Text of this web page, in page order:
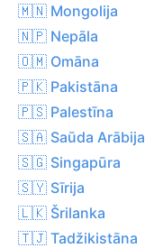
🇲🇳 Mongolija
🇳🇵 Nepāla
🇴🇲 Omāna
🇵🇰 Pakistāna
🇵🇸 Palestīna
🇸🇦 Saūda Arābija
🇸🇬 Singapūra
🇸🇾 Sīrija
🇱🇰 Šrilanka
🇹🇯 Tadžikistāna